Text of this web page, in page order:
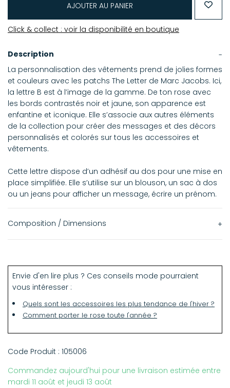
AJOUTER AU PANIER
Click & collect : voir la disponibilité en boutique
Description
La personnalisation des vêtements prend de jolies formes
et couleurs avec les patchs The Letter de Marc Jacobs. Ici,
la lettre B est à l’image de la gamme. De ton rose avec
les bords contrastés noir et jaune, son apparence est
enfantine et iconique. Elle s’associe aux autres éléments
de la collection pour créer des messages et des décors
personnalisés et colorés sur tous les accessoires et
vêtements.
Cette lettre dispose d’un adhésif au dos pour une mise en
place simplifiée. Elle s’utilise sur un blouson, un sac à dos
ou un jeans pour afficher un message, écrire un prénom.
Composition / Dimensions
5,5 cm
Envie d'en lire plus ? Ces conseils mode pourraient
vous intéresser :
Quels sont les accessoires les plus tendance de l'hiver ?
Comment porter le rose toute l'année ?
Code Produit : 105006
Commandez aujourd'hui pour une livraison estimée entre
mardi 11 août et jeudi 13 août